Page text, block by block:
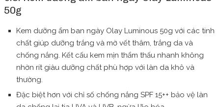
50g
Kem dưỡng ẩm ban ngày Olay Luminous 50g với các tinh
chất giúp dưỡng trắng và mờ vết thâm, trắng da và
chống nắng. Kết cấu kem mịn thẩm thấu nhanh không
nhờn rít giàu dưỡng chất phù hợp với làn da khô và
thường.
Đặc biệt hơn với chỉ số chống nắng SPF 15++ bảo vệ làn